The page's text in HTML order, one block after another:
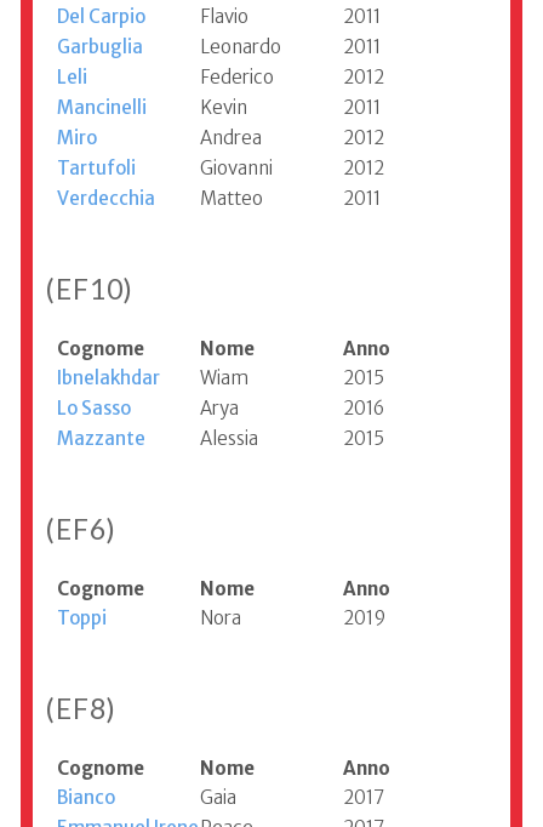
Del Carpio
Flavio
2011
Garbuglia
Leonardo
2011
Leli
Federico
2012
Mancinelli
Kevin
2011
Miro
Andrea
2012
Tartufoli
Giovanni
2012
Verdecchia
Matteo 2011
(EF10)
Cognome Nome
Anno
Ibnelakhdar
Wiam
2015
Lo Sasso
Arya
2016
Mazzante
Alessia 2015
(EF6)
Cognome Nome
Anno
Toppi
Nora 2019
(EF8)
Cognome Nome
Anno
Bianco
Gaia
2017